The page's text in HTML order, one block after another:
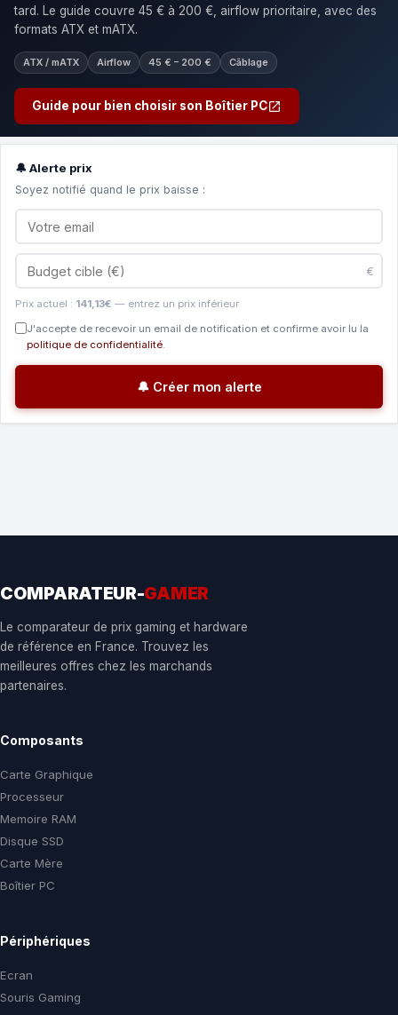
tard. Le guide couvre 45 € à 200 €, airflow prioritaire, avec des
formats ATX et mATX.
ATX / mATX Airflow 45 € – 200 € Câblage
Guide pour bien choisir son Boîtier PC
🔔 Alerte prix
Soyez notifié quand le prix baisse :
€
Prix actuel : 141,13€ — entrez un prix inférieur
J'accepte de recevoir un email de notification et confirme avoir lu la
politique de confidentialité.
🔔 Créer mon alerte
COMPARATEUR-GAMER
Le comparateur de prix gaming et hardware
de référence en France. Trouvez les
meilleures offres chez les marchands
partenaires.
Composants
Carte Graphique
Processeur
Memoire RAM
Disque SSD
Carte Mère
Boîtier PC
Périphériques
Ecran
Souris Gaming